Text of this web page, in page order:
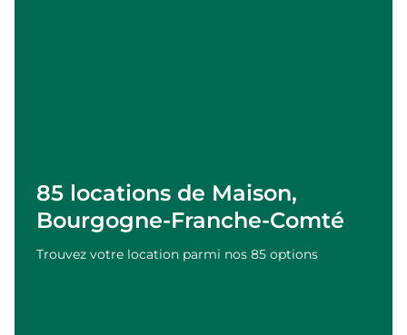
85 locations de Maison,
Bourgogne-Franche-Comté
Trouvez votre location parmi nos 85 options